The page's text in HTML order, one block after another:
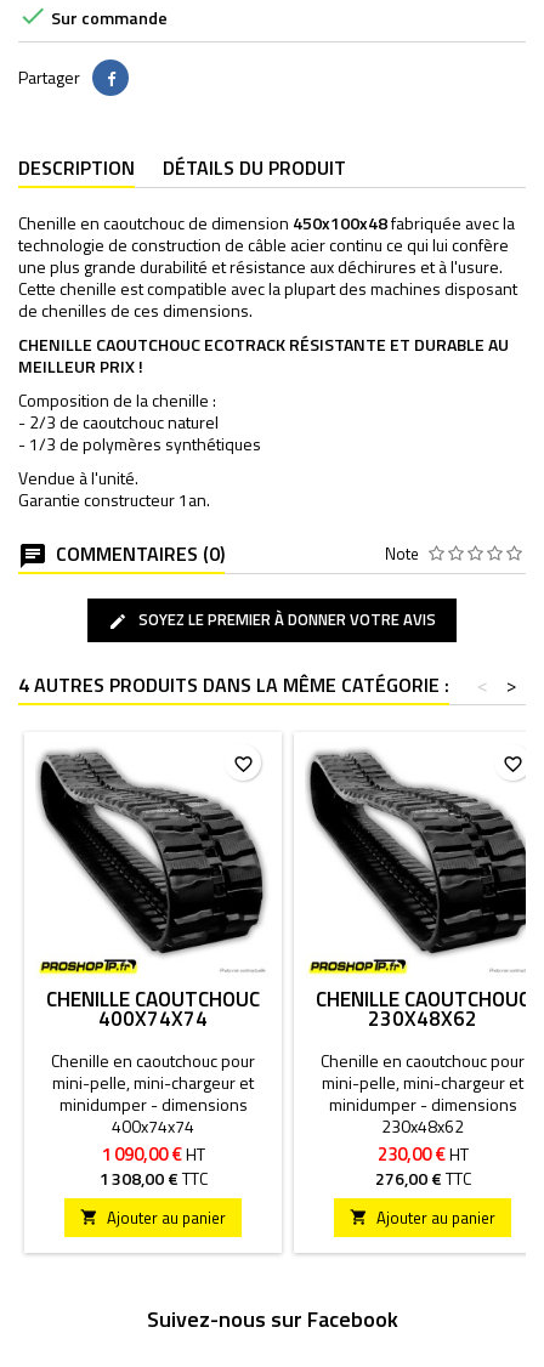
 Sur commande
Partager Partager
DESCRIPTION DÉTAILS DU PRODUIT
Chenille en caoutchouc de dimension 450x100x48fabriquée avec la
technologie de construction de câble acier continu ce qui lui confère
une plus grande durabilité et résistance aux déchirures et à l'usure.
Cette chenille est compatible avec la plupart des machines disposant
de chenilles de ces dimensions.
CHENILLE CAOUTCHOUC ECOTRACK RÉSISTANTE ET DURABLE AU
MEILLEUR PRIX !
Composition de la chenille :
- 2/3 de caoutchouc naturel
- 1/3 de polymères synthétiques
Vendue à l'unité.
Garantie constructeur 1an.
COMMENTAIRES (0) Note
SOYEZ LE PREMIER À DONNER VOTRE AVIS
4 AUTRES PRODUITS DANS LA MÊME CATÉGORIE : >
<
CHENILLE CAOUTCHOUC
400X74X74
Chenille en caoutchouc pour
mini-pelle, mini-chargeur et
minidumper - dimensions
400x74x74
1 090,00 €HT
1 308,00 €TTC
 Ajouter au panier
favorite_border
CHENILLE CAOUTCHOUC
230X48X62
Chenille en caoutchouc pour
mini-pelle, mini-chargeur et
minidumper - dimensions
230x48x62
230,00 €HT
276,00 €TTC
 Ajouter au panier
favorite_border
Suivez-nous sur Facebook